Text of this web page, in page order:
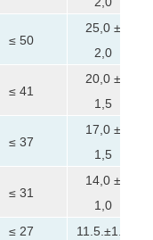
≤ 50
25,0 ±
2,0
≤ 41
20,0 ±
1,5
≤ 37
17,0 ±
1,5
≤ 31
14,0 ±
1,0
≤ 27
11.5.±1.0